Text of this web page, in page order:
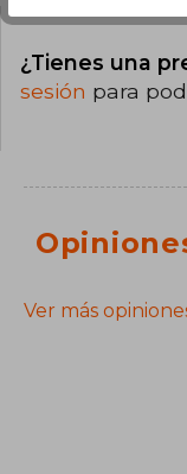
¿Tienes una
sesión para
Ver más